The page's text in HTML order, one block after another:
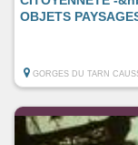
OBJETS
GORGES DU TARN